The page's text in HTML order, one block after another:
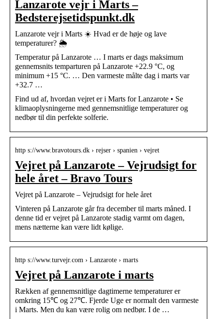
Lanzarote vejr i Marts –
Bedsterejsetidspunkt.dk
Lanzarote vejr i Marts ☀️ Hvad er de høje og lave
temperaturer? 🌦️
Temperatur på Lanzarote … I marts er dags maksimum
gennemsnits temparturen på Lanzarote +22.9 °C, og
minimum +15 °C. … Den varmeste målte dag i marts var
+32.7 …
Find ud af, hvordan vejret er i Marts for Lanzarote • Se
klimaoplysningerne med gennemsnitlige temperaturer og
nedbør til din perfekte solferie.
http s://www.bravotours.dk › rejser › spanien › vejret
Vejret på Lanzarote – Vejrudsigt for
hele året – Bravo Tours
Vejret på Lanzarote – Vejrudsigt for hele året
Vinteren på Lanzarote går fra december til marts måned. I
denne tid er vejret på Lanzarote stadig varmt om dagen,
mens nætterne kan være lidt kølige.
http s://www.turvejr.com › Lanzarote › marts
Vejret på Lanzarote i marts
Rækken af gennemsnitlige dagtimerne temperaturer er
omkring 15℃ og 27℃. Fjerde Uge er normalt den varmeste
i Marts. Men du kan være rolig om nedbør. I de …